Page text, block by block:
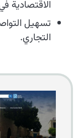
الاقتصادية
تسهيل
التجاري.